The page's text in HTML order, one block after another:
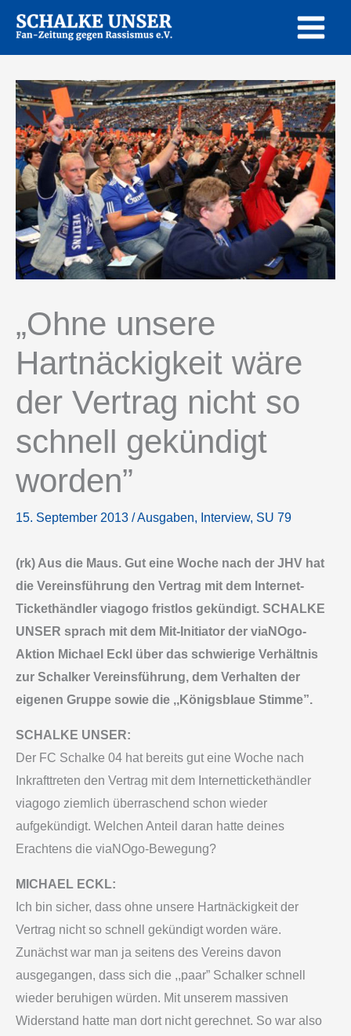
Inhalt
springen
„Ohne unsere
Hartnäckigkeit wäre
der Vertrag nicht so
schnell gekündigt
worden”
15. September 2013 /Ausgaben, Interview, SU 79
(rk) Aus die Maus. Gut eine Woche nach der JHV hat
die Vereinsführung den Vertrag mit dem Internet-
Tickethändler viagogo fristlos gekündigt. SCHALKE
UNSER sprach mit dem Mit-Initiator der viaNOgo-
Aktion Michael Eckl über das schwierige Verhältnis
zur Schalker Vereinsführung, dem Verhalten der
eigenen Gruppe sowie die ,,Königsblaue Stimme”.
SCHALKE UNSER:
Der FC Schalke 04 hat bereits gut eine Woche nach
Inkrafttreten den Vertrag mit dem Internettickethändler
viagogo ziemlich überraschend schon wieder
aufgekündigt. Welchen Anteil daran hatte deines
Erachtens die viaNOgo-Bewegung?
MICHAEL ECKL:
Ich bin sicher, dass ohne unsere Hartnäckigkeit der
Vertrag nicht so schnell gekündigt worden wäre.
Zunächst war man ja seitens des Vereins davon
ausgegangen, dass sich die ,,paar” Schalker schnell
wieder beruhigen würden. Mit unserem massiven
Widerstand hatte man dort nicht gerechnet. So war also